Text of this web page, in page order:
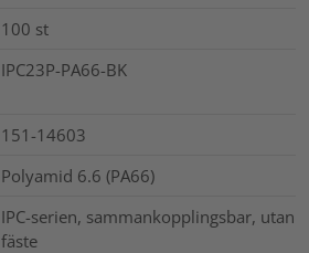
100 st
IPC23P-PA66-BK
151-14603
Polyamid 6.6 (PA66)
IPC-serien, sammankopplingsbar, utan
fäste